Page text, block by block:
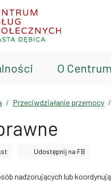
O Centrum
Przeciwdziałanie przemocy
Udostępnij na FB
nadzorujących lub